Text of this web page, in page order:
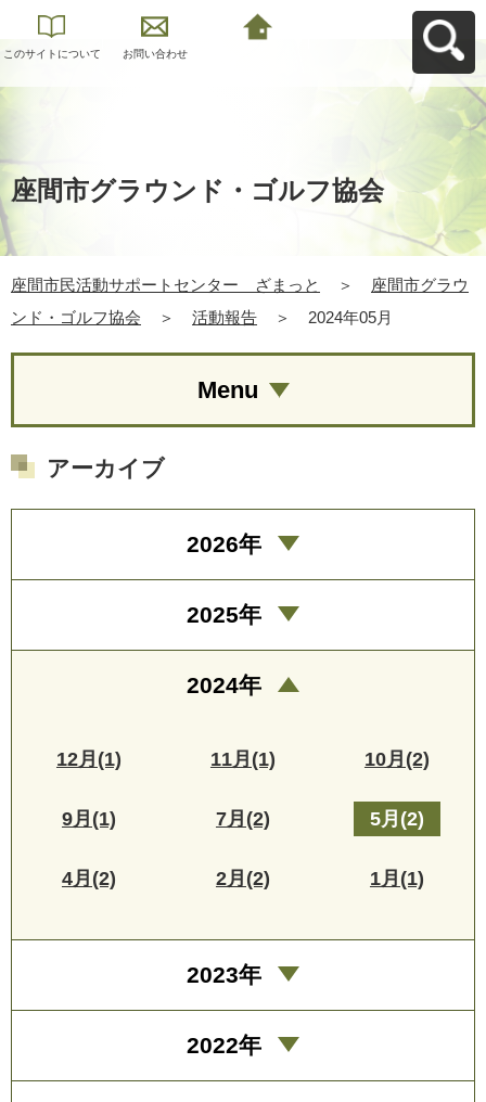
このサイトについて お問い合わせ
座間市グラウンド・ゴルフ協会
座間市民活動サポートセンター ざまっと ＞
座間市グラウ
ンド・ゴルフ協会
＞ 活動報告 ＞ 2024年05月
Menu
アーカイブ
2026年
2025年
2024年
12月(1) 11月(1) 10月(2)
9月(1) 7月(2) 5月(2)
4月(2) 2月(2) 1月(1)
2023年
2022年